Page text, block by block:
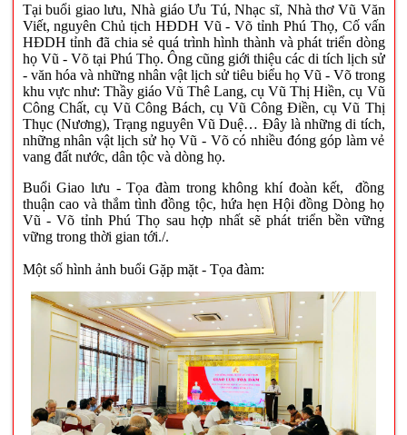
Tại buổi giao lưu, Nhà giáo Ưu Tú, Nhạc sĩ, Nhà thơ Vũ Văn
Viết, nguyên Chủ tịch HĐDH Vũ - Võ tỉnh Phú Thọ, Cố vấn
HĐDH tỉnh đã chia sẻ quá trình hình thành và phát triển dòng
họ Vũ - Võ tại Phú Thọ. Ông cũng giới thiệu các di tích lịch sử
- văn hóa và những nhân vật lịch sử tiêu biểu họ Vũ - Võ trong
khu vực như: Thầy giáo Vũ Thê Lang, cụ Vũ Thị Hiền, cụ Vũ
Công Chất, cụ Vũ Công Bách, cụ Vũ Công Điền, cụ Vũ Thị
Thục (Nương), Trạng nguyên Vũ Duệ… Đây là những di tích,
những nhân vật lịch sử họ Vũ - Võ có nhiều đóng góp làm vẻ
vang đất nước, dân tộc và dòng họ.
Buổi Giao lưu - Tọa đàm trong không khí đoàn kết, đồng
thuận cao và thắm tình đồng tộc, hứa hẹn Hội đồng Dòng họ
Vũ - Võ tỉnh Phú Thọ sau hợp nhất sẽ phát triển bền vững
vững trong thời gian tới./.
Một số hình ảnh buổi Gặp mặt - Tọa đàm: